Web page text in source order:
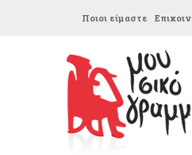
Ποιοι είμαστε